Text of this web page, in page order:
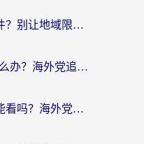
在海外听音乐用什么软件？别让地域限制断了你的华语歌单
芒果TV海外地区限制怎么办？海外党追剧看片的实用加速器选择指南
腾讯缓存的视频在国外能看吗？海外党追剧看片的终极解决方案